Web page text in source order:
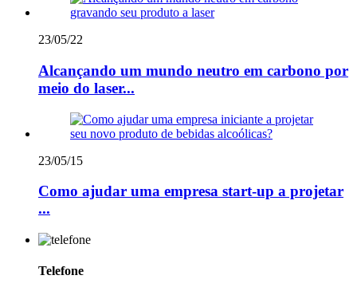
23/05/22
Alcançando um mundo neutro em carbono por
meio do laser...
23/05/15
Como ajudar uma empresa start-up a projetar
...
Telefone